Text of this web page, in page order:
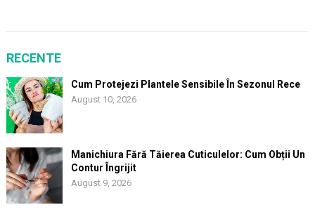
RECENTE
Cum Protejezi Plantele Sensibile În Sezonul Rece
August 10, 2026
Manichiura Fără Tăierea Cuticulelor: Cum Obții Un
Contur Îngrijit
August 9, 2026